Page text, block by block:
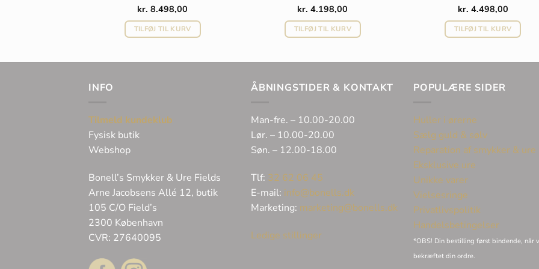
kr. 8.498,00
TILFØJ TIL KURV
kr. 4.198,00
TILFØJ TIL KURV
kr. 4.498,00
TILFØJ TIL KURV
INFO
Tilmeld kundeklub
Fysisk butik
Webshop
Bonell’s Smykker & Ure Fields
Arne Jacobsens Allé 12, butik
105 C/O Field’s
2300 København
CVR: 27640095
ÅBNINGSTIDER & KONTAKT
Man-fre. – 10.00-20.00
Lør. – 10.00-20.00
Søn. – 12.00-18.00
Tlf: 32 62 06 45
E-mail: info@bonells.dk
Marketing: marketing@bonells.dk
Ledige stillinger
POPULÆRE SIDER
Huller i ørerne
Sælg guld & sølv
Reparation af smykker & ure
Eksklusive ure
Unikke varer
Vielsesringe
Privatlivspolitik
Handelsbetingelser
*OBS! Din bestilling først bindende, når
bekræftet din ordre.